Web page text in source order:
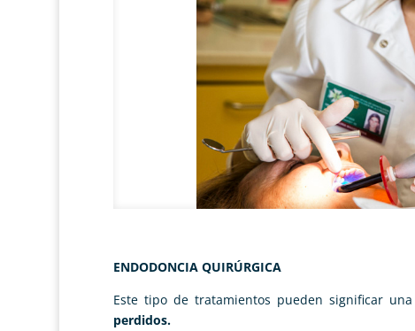
ENDODONCIA QUIRÚRGICA
Este tipo de tratamientos pueden significar una
perdidos.